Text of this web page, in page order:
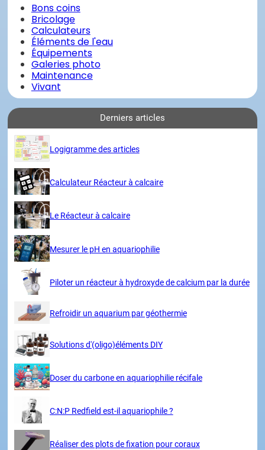
Bons coins
Bricolage
Calculateurs
Éléments de l'eau
Équipements
Galeries photo
Maintenance
Vivant
Derniers articles
Logigramme des articles
Calculateur Réacteur à calcaire
Le Réacteur à calcaire
Mesurer le pH en aquariophilie
Piloter un réacteur à hydroxyde de calcium par la durée
Refroidir un aquarium par géothermie
Solutions d'(oligo)éléments DIY
Doser du carbone en aquariophilie récifale
C:N:P Redfield est-il aquariophile ?
Réaliser des plots de fixation pour coraux